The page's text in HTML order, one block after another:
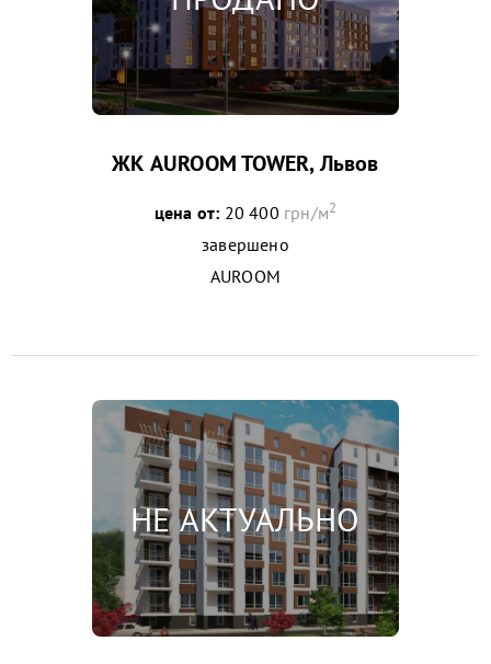
ЖК AUROOM TOWER, Львов
цена от: 20 400 грн/м2
завершено
AUROOM